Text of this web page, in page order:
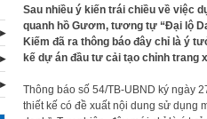
Sau nhiều ý kiến trái chiều về việc
quanh hồ Gươm, tương tự “Đại lộ
Kiếm đã ra thông báo đây chỉ là ý
kế dự án đầu tư cải tạo chỉnh trang
Thông báo số 54/TB-UBND ký ngày
thiết kế có đề xuất nội dung sử dụng